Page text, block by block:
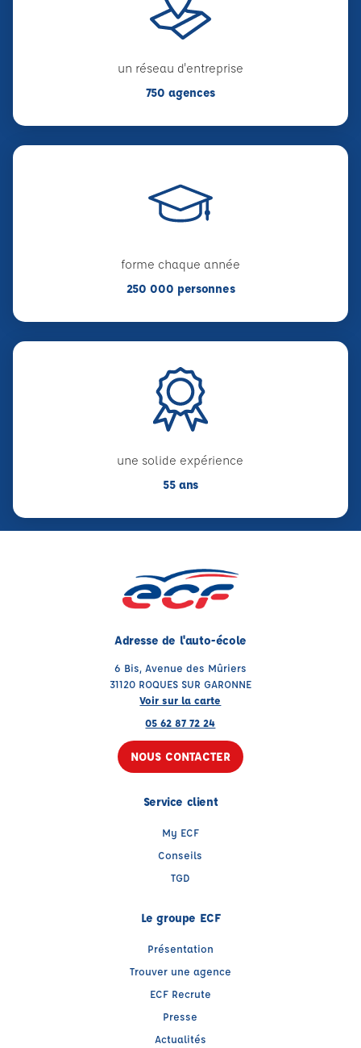
un réseau d'entreprise
750 agences
forme chaque année
250 000 personnes
une solide expérience
55 ans
Adresse de l'auto-école
6 Bis, Avenue des Mûriers
31120 ROQUES SUR GARONNE
Voir sur la carte
05 62 87 72 24
NOUS CONTACTER
Service client
My ECF
Conseils
TGD
Le groupe ECF
Présentation
Trouver une agence
ECF Recrute
Presse
Actualités